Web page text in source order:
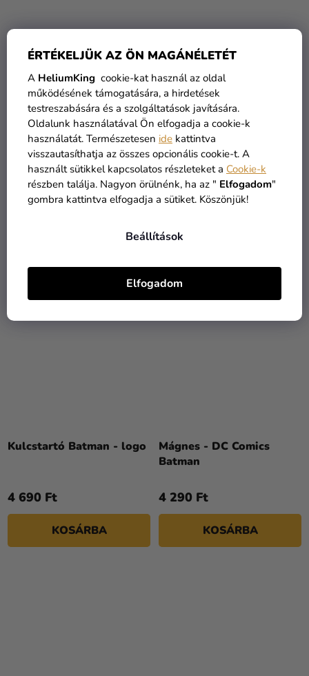
ÉRTÉKELJÜK AZ ÖN MAGÁNÉLETÉT
A HeliumKing cookie-kat használ az oldal
működésének támogatására, a hirdetések
testreszabására és a szolgáltatások javítására.
Oldalunk használatával Ön elfogadja a cookie-k
használatát. Természetesen ide kattintva
visszautasíthatja az összes opcionális cookie-t. A
használt sütikkel kapcsolatos részleteket a Cookie-k
részben találja. Nagyon örülnénk, ha az " Elfogadom"
gombra kattintva elfogadja a sütiket. Köszönjük!
Beállítások
Elfogadom
Kitűző DC Comics -
Batman
Kitűző készlet DC Comics
- The Batman
Kulcstartó Batman - logo
4 690 Ft
KOSÁRBA
Mágnes - DC Comics
Batman
4 290 Ft
KOSÁRBA